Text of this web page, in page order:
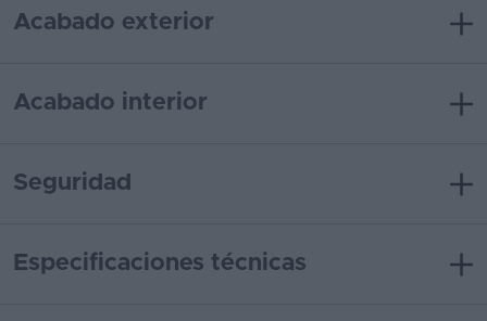
Acabado exterior
Acabado interior
Seguridad
Especificaciones técnicas